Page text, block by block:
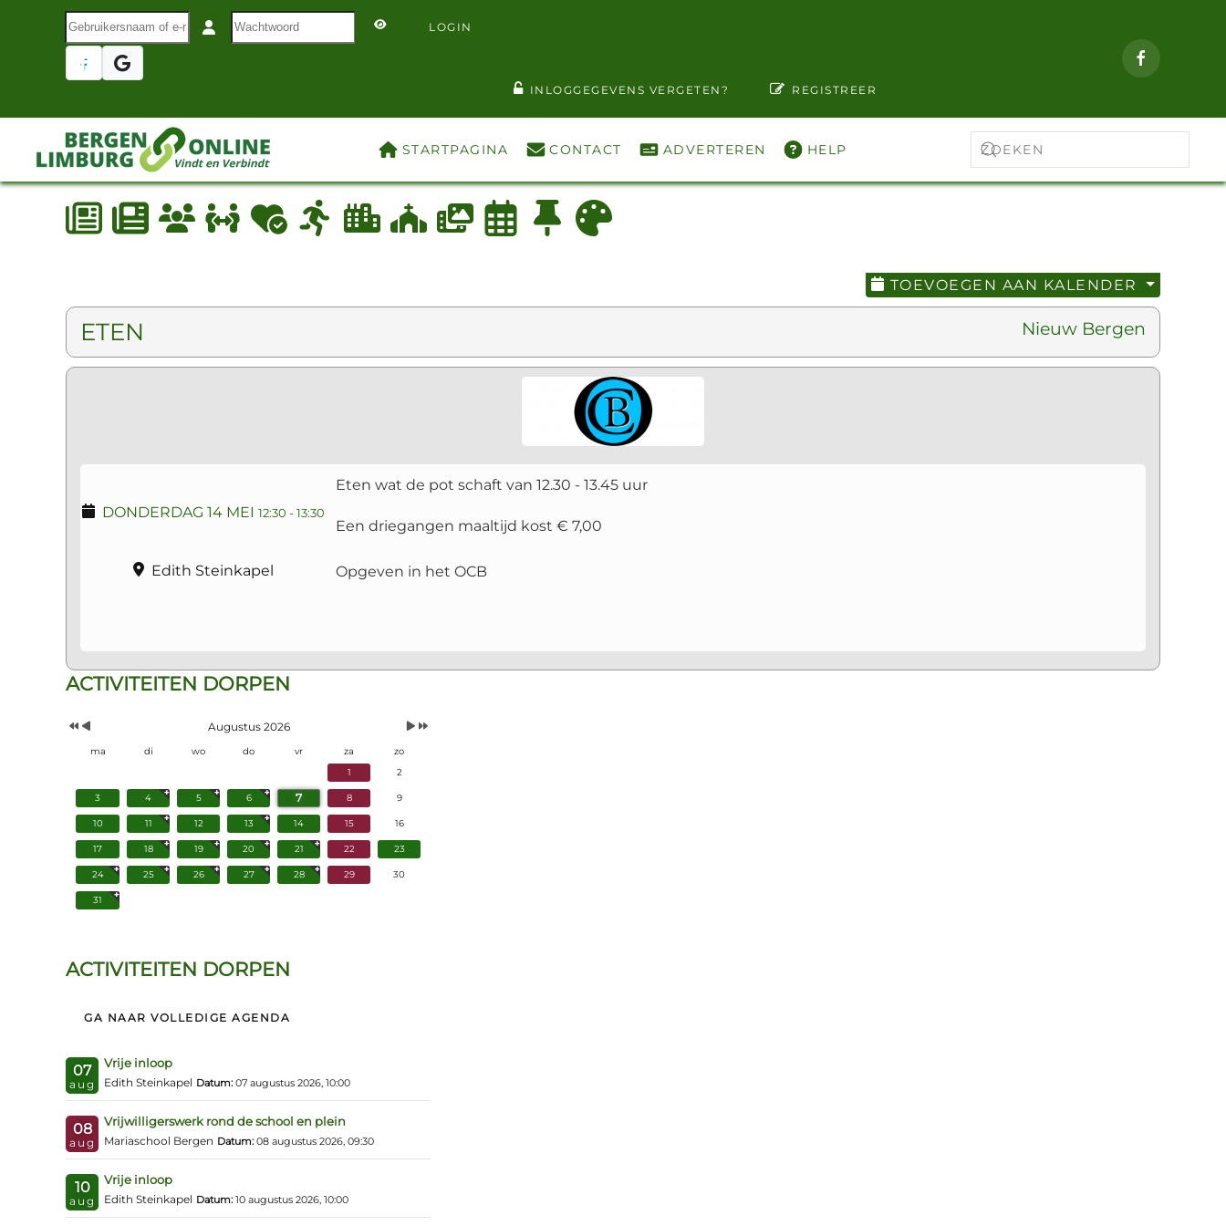
Terug naar hoofdinhoud
Gebruikersnaam of e-mail
LOGIN
INLOGGEGEVENS VERGETEN? REGISTREER
STARTPAGINA CONTACT ADVERTEREN HELP
TOEVOEGEN AAN KALENDER
ETEN Nieuw Bergen
DONDERDAG 14 MEI 12:30 - 13:30
Edith Steinkapel
Eten wat de pot schaft van 12.30 - 13.45 uur
Een driegangen maaltijd kost € 7,00
Opgeven in het OCB
ACTIVITEITEN DORPEN
Vorig
Jaar
Vorige
Maand
Volgend
Volgende
Augustus 2026
ma di wo do vr za
zo
1
2
3 4 5 6 7 8 9
10 11 12 13 14 15 16
17 18 19 20 21 22 23
24 25 26 27 28 29 30
31
ACTIVITEITEN DORPEN
GA NAAR VOLLEDIGE AGENDA
07
aug
Vrije inloop
Edith Steinkapel Datum: 07 augustus 2026, 10:00
08
aug
Vrijwilligerswerk rond de school en plein
Mariaschool Bergen Datum: 08 augustus 2026, 09:30
10
aug
Vrije inloop
Edith Steinkapel Datum: 10 augustus 2026, 10:00